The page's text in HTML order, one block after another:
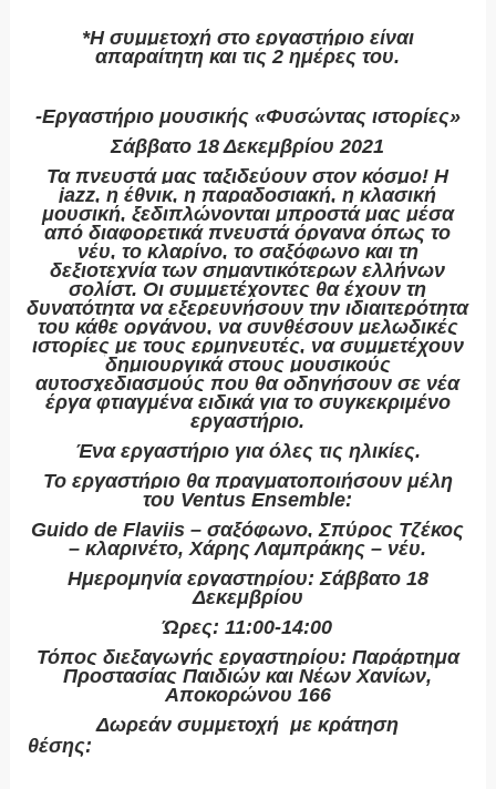
*Η συμμετοχή στο εργαστήριο είναι
απαραίτητη και τις 2 ημέρες του.
-Εργαστήριο μουσικής «Φυσώντας ιστορίες»
Σάββατο 18 Δεκεμβρίου 2021
Τα πνευστά μας ταξιδεύουν στον κόσμο! Η
jazz, η έθνικ, η παραδοσιακή, η κλασική
μουσική, ξεδιπλώνονται μπροστά μας μέσα
από διαφορετικά πνευστά όργανα όπως το
νέυ, το κλαρίνο, το σαξόφωνο και τη
δεξιοτεχνία των σημαντικότερων ελλήνων
σολίστ. Οι συμμετέχοντες θα έχουν τη
δυνατότητα να εξερευνήσουν την ιδιαιτερότητα
του κάθε οργάνου, να συνθέσουν μελωδικές
ιστορίες με τους ερμηνευτές, να συμμετέχουν
δημιουργικά στους μουσικούς
αυτοσχεδιασμούς που θα οδηγήσουν σε νέα
έργα φτιαγμένα ειδικά για το συγκεκριμένο
εργαστήριο.
Ένα εργαστήριο για όλες τις ηλικίες.
Το εργαστήριο θα πραγματοποιήσουν μέλη
του Ventus Ensemble:
Guido de Flaviis – σαξόφωνο, Σπύρος Τζέκος
– κλαρινέτο, Χάρης Λαμπράκης – νέυ.
Ημερομηνία εργαστηρίου: Σάββατο 18
Δεκεμβρίου
Ώρες: 11:00-14:00
Τόπος διεξαγωγής εργαστηρίου: Παράρτημα
Προστασίας Παιδιών και Νέων Χανίων,
Αποκορώνου 166
Δωρεάν συμμετοχή με κράτηση
θέσης: